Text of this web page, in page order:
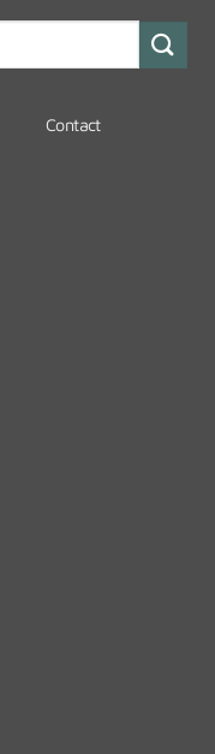
Contact